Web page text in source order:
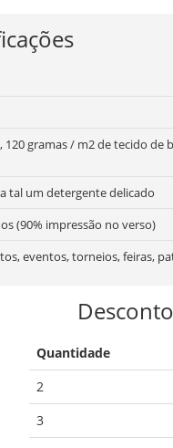
gramas / m2 de tecido
tal um detergente delicado
(90% impressão no verso)
eventos, torneios, feiras,
Quantidade
2
3